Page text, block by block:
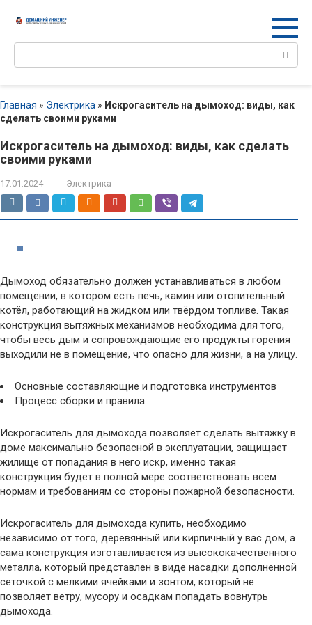
Поиск:
Главная » Электрика » Искрогаситель на дымоход: виды, как
сделать своими руками
Искрогаситель на дымоход: виды, как сделать
своими руками
17.01.2024 Электрика
Дымоход обязательно должен устанавливаться в любом
помещении, в котором есть печь, камин или отопительный
котёл, работающий на жидком или твёрдом топливе. Такая
конструкция вытяжных механизмов необходима для того,
чтобы весь дым и сопровождающие его продукты горения
выходили не в помещение, что опасно для жизни, а на улицу.
Основные составляющие и подготовка инструментов
Процесс сборки и правила
Искрогаситель для дымохода позволяет сделать вытяжку в
доме максимально безопасной в эксплуатации, защищает
жилище от попадания в него искр, именно такая
конструкция будет в полной мере соответствовать всем
нормам и требованиям со стороны пожарной безопасности.
Искрогаситель для дымохода купить, необходимо
независимо от того, деревянный или кирпичный у вас дом, а
сама конструкция изготавливается из высококачественного
металла, который представлен в виде насадки дополненной
сеточкой с мелкими ячейками и зонтом, который не
позволяет ветру, мусору и осадкам попадать вовнутрь
дымохода.